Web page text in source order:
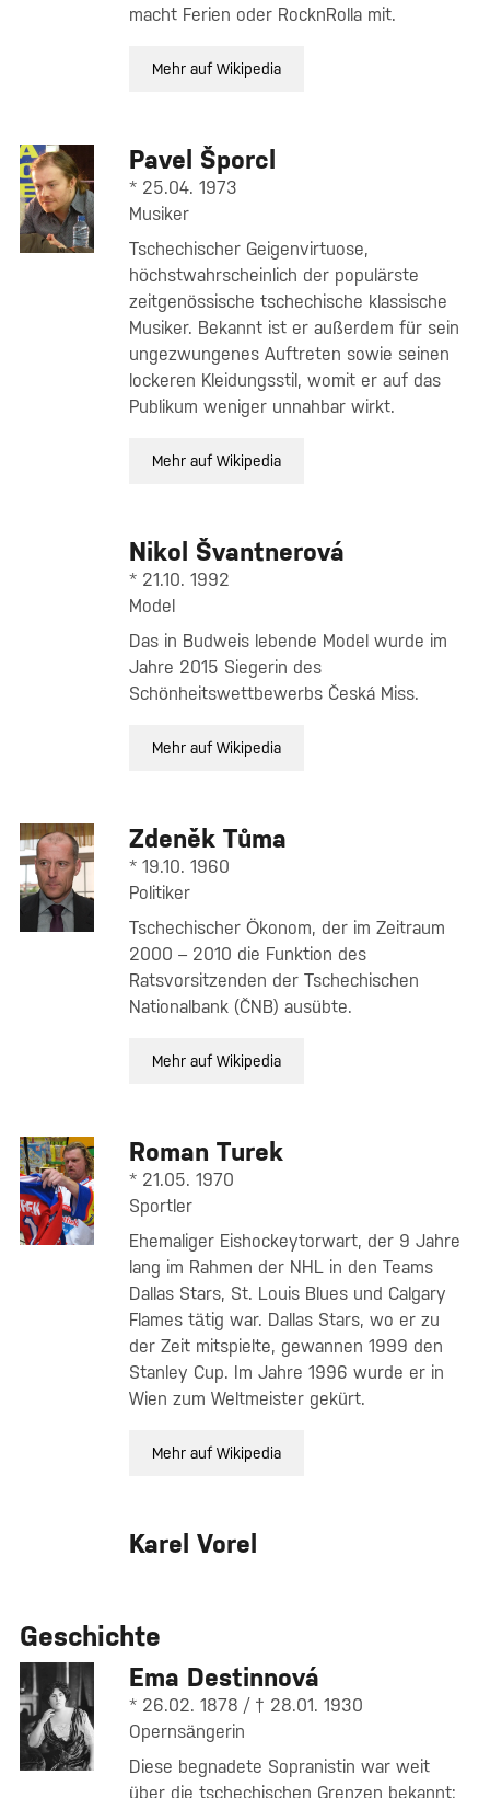
macht Ferien oder RocknRolla mit.
Mehr auf Wikipedia
Pavel Šporcl
* 25.04. 1973
Musiker
Tschechischer Geigenvirtuose,
höchstwahrscheinlich der populärste
zeitgenössische tschechische klassische
Musiker. Bekannt ist er außerdem für sein
ungezwungenes Auftreten sowie seinen
lockeren Kleidungsstil, womit er auf das
Publikum weniger unnahbar wirkt.
Mehr auf Wikipedia
Nikol Švantnerová
* 21.10. 1992
Model
Das in Budweis lebende Model wurde im
Jahre 2015 Siegerin des
Schönheitswettbewerbs Česká Miss.
Mehr auf Wikipedia
Zdeněk Tůma
* 19.10. 1960
Politiker
Tschechischer Ökonom, der im Zeitraum
2000 – 2010 die Funktion des
Ratsvorsitzenden der Tschechischen
Nationalbank (ČNB) ausübte.
Mehr auf Wikipedia
Roman Turek
* 21.05. 1970
Sportler
Ehemaliger Eishockeytorwart, der 9 Jahre
lang im Rahmen der NHL in den Teams
Dallas Stars, St. Louis Blues und Calgary
Flames tätig war. Dallas Stars, wo er zu
der Zeit mitspielte, gewannen 1999 den
Stanley Cup. Im Jahre 1996 wurde er in
Wien zum Weltmeister gekürt.
Mehr auf Wikipedia
Karel Vorel
Geschichte
Ema Destinnová
* 26.02. 1878 / † 28.01. 1930
Opernsängerin
Diese begnadete Sopranistin war weit
über die tschechischen Grenzen bekannt;